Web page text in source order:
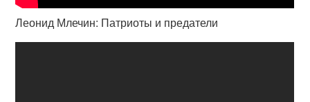
Леонид Млечин: Патриоты и предатели